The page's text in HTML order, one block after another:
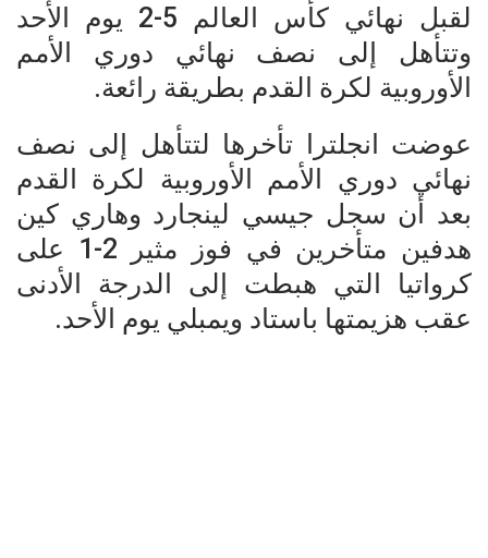
لقبل نهائي كأس العالم 5-2 يوم الأحد
وتتأهل إلى نصف نهائي دوري الأمم
الأوروبية لكرة القدم بطريقة رائعة.
عوضت انجلترا تأخرها لتتأهل إلى نصف
نهائي دوري الأمم الأوروبية لكرة القدم
بعد أن سجل جيسي لينجارد وهاري كين
هدفين متأخرين في فوز مثير 2-1 على
كرواتيا التي هبطت إلى الدرجة الأدنى
عقب هزيمتها باستاد ويمبلي يوم الأحد.